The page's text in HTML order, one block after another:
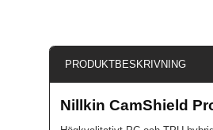
PRODUKTBESKRIVNING
Nillkin CamShield